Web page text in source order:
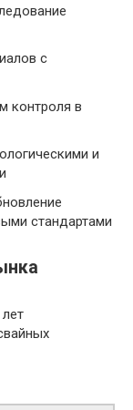
с
контроля в
и
стандартами